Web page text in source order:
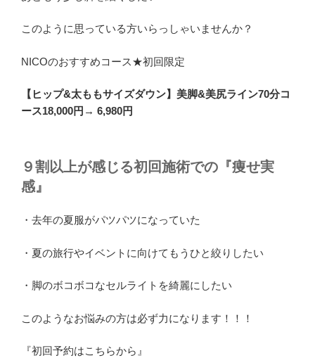
このように思っている方いらっしゃいませんか？
NICOのおすすめコース★初回限定
【ヒップ&太ももサイズダウン】美脚&美尻ライン70分コ
ース18,000円→ 6,980円
９割以上が感じる初回施術での『痩せ実
感』
・去年の夏服がパツパツになっていた
・夏の旅行やイベントに向けてもうひと絞りしたい
・脚のボコボコなセルライトを綺麗にしたい
このようなお悩みの方は必ず力になります！！！
『初回予約はこちらから』